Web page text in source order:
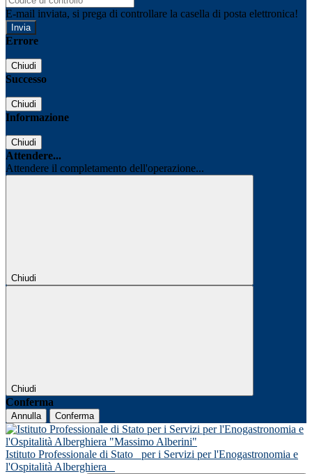
E-mail inviata, si prega di controllare la casella di posta elettronica!
Errore
Chiudi
Successo
Chiudi
Informazione
Chiudi
Attendere...
Attendere il completamento dell'operazione...
Chiudi
Chiudi
Conferma
Annulla Conferma
Istituto Professionale di Stato
per i Servizi per l'Enogastronomia e
l'Ospitalità Alberghiera